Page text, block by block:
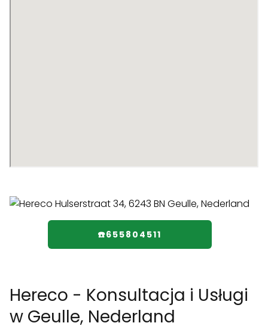
☎️655804511
Hereco - Konsultacja i Usługi
w Geulle, Nederland